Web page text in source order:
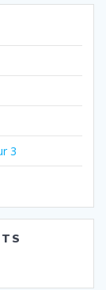
3